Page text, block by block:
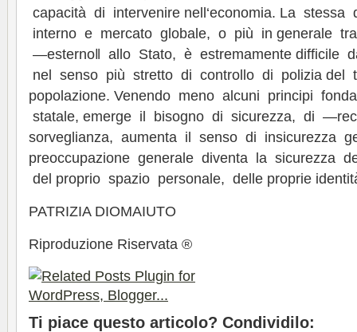
capacità di intervenire nell‘economia. La
interno e mercato globale, o più in generale
―esterno‖ allo Stato, è estremamente difficile
nel senso più stretto di controllo di polizia del
popolazione. Venendo meno alcuni principi
statale, emerge il bisogno di sicurezza, di
sorveglianza, aumenta il senso di insicurezza
preoccupazione generale diventa la sicurezza
del proprio spazio personale, delle proprie
PATRIZIA DIOMAIUTO
Riproduzione Riservata ®
Ti piace questo articolo? Condividilo: